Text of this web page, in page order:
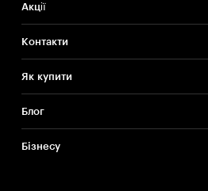
Акції
Контакти
Як купити
Блог
Бiзнесу